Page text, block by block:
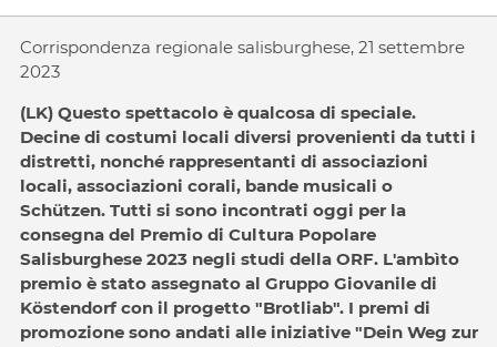
Corrispondenza regionale salisburghese, 21 settembre
2023
(LK) Questo spettacolo è qualcosa di speciale.
Decine di costumi locali diversi provenienti da tutti i
distretti, nonché rappresentanti di associazioni
locali, associazioni corali, bande musicali o
Schützen. Tutti si sono incontrati oggi per la
consegna del Premio di Cultura Popolare
Salisburghese 2023 negli studi della ORF. L'ambìto
premio è stato assegnato al Gruppo Giovanile di
Köstendorf con il progetto "Brotliab". I premi di
promozione sono andati alle iniziative "Dein Weg zur